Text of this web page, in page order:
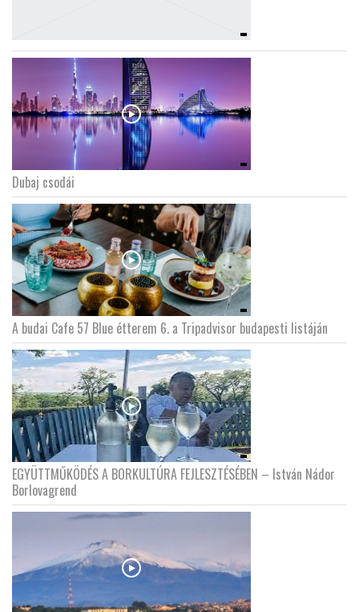
Dubaj csodái
A budai Cafe 57 Blue étterem 6. a Tripadvisor budapesti listáján
EGYÜTTMŰKÖDÉS A BORKULTÚRA FEJLESZTÉSÉBEN – István Nádor
Borlovagrend